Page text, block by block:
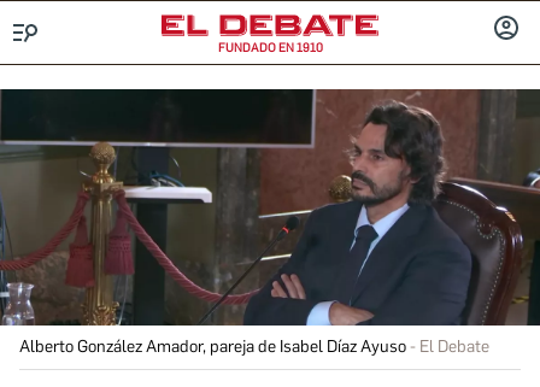
FUNDADO EN 1910
Alberto González Amador, pareja de Isabel Díaz Ayuso El Debate